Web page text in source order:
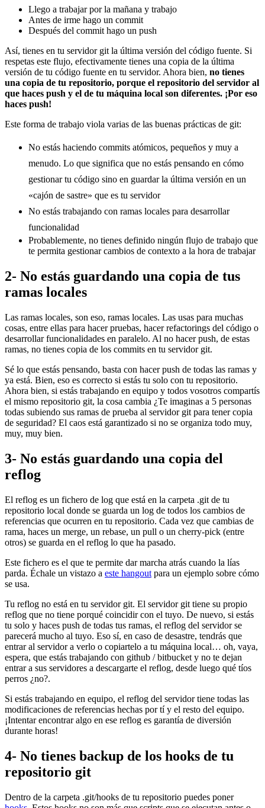
Llego a trabajar por la mañana y trabajo
Antes de irme hago un commit
Después del commit hago un push
Así, tienes en tu servidor git la última versión del código fuente. Si
respetas este flujo, efectivamente tienes una copia de la última
versión de tu código fuente en tu servidor. Ahora bien, no tienes
una copia de tu repositorio, porque el repositorio del servidor al
que haces push y el de tu máquina local son diferentes. ¡Por eso
haces push!
Este forma de trabajo viola varias de las buenas prácticas de git:
No estás haciendo commits atómicos, pequeños y muy a
menudo. Lo que significa que no estás pensando en cómo
gestionar tu código sino en guardar la última versión en un
«cajón de sastre» que es tu servidor
No estás trabajando con ramas locales para desarrollar
funcionalidad
Probablemente, no tienes definido ningún flujo de trabajo que
te permita gestionar cambios de contexto a la hora de trabajar
2- No estás guardando una copia de tus
ramas locales
Las ramas locales, son eso, ramas locales. Las usas para muchas
cosas, entre ellas para hacer pruebas, hacer refactorings del código o
desarrollar funcionalidades en paralelo. Al no hacer push, de estas
ramas, no tienes copia de los commits en tu servidor git.
Sé lo que estás pensando, basta con hacer push de todas las ramas y
ya está. Bien, eso es correcto si estás tu solo con tu repositorio.
Ahora bien, si estás trabajando en equipo y todos vosotros compartís
el mismo repositorio git, la cosa cambia ¿Te imaginas a 5 personas
todas subiendo sus ramas de prueba al servidor git para tener copia
de seguridad? El caos está garantizado si no se organiza todo muy,
muy, muy bien.
3- No estás guardando una copia del
reflog
El reflog es un fichero de log que está en la carpeta .git de tu
repositorio local donde se guarda un log de todos los cambios de
referencias que ocurren en tu repositorio. Cada vez que cambias de
rama, haces un merge, un rebase, un pull o un cherry-pick (entre
otros) se guarda en el reflog lo que ha pasado.
Este fichero es el que te permite dar marcha atrás cuando la lías
parda. Échale un vistazo a este hangout para un ejemplo sobre cómo
se usa.
Tu reflog no está en tu servidor git. El servidor git tiene su propio
reflog que no tiene porqué coincidir con el tuyo. De nuevo, si estás
tu solo y haces push de todas tus ramas, el reflog del servidor se
parecerá mucho al tuyo. Eso sí, en caso de desastre, tendrás que
entrar al servidor a verlo o copiartelo a tu máquina local… oh, vaya,
espera, que estás trabajando con github / bitbucket y no te dejan
entrar a sus servidores a descargarte el reflog, desde luego qué tíos
perros ¿no?.
Si estás trabajando en equipo, el reflog del servidor tiene todas las
modificaciones de referencias hechas por tí y el resto del equipo.
¡Intentar encontrar algo en ese reflog es garantía de diversión
durante horas!
4- No tienes backup de los hooks de tu
repositorio git
Dentro de la carpeta .git/hooks de tu repositorio puedes poner